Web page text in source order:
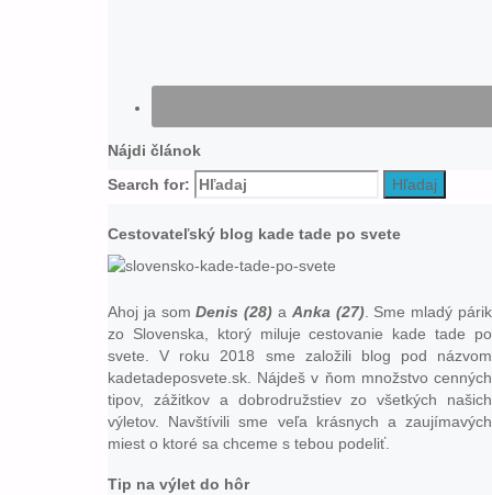
Nájdi článok
Search for:
Hľadaj
Cestovateľský blog kade tade po svete
Ahoj ja somDenis (28) a Anka (27). Sme mladý párik
zo Slovenska, ktorý miluje cestovanie kade tade po
svete. V roku 2018 sme založili blog pod názvom
kadetadeposvete.sk. Nájdeš v ňom množstvo cenných
tipov, zážitkov a dobrodružstiev zo všetkých našich
výletov. Navštívili sme veľa krásnych a zaujímavých
miest o ktoré sa chceme s tebou podeliť.
Tip na výlet do hôr